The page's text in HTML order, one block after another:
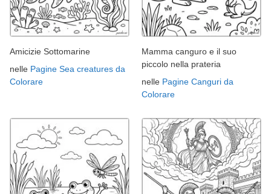
Amicizie Sottomarine
nelle Pagine Sea creatures da
Colorare
Mamma canguro e il suo
piccolo nella prateria
nelle Pagine Canguri da
Colorare